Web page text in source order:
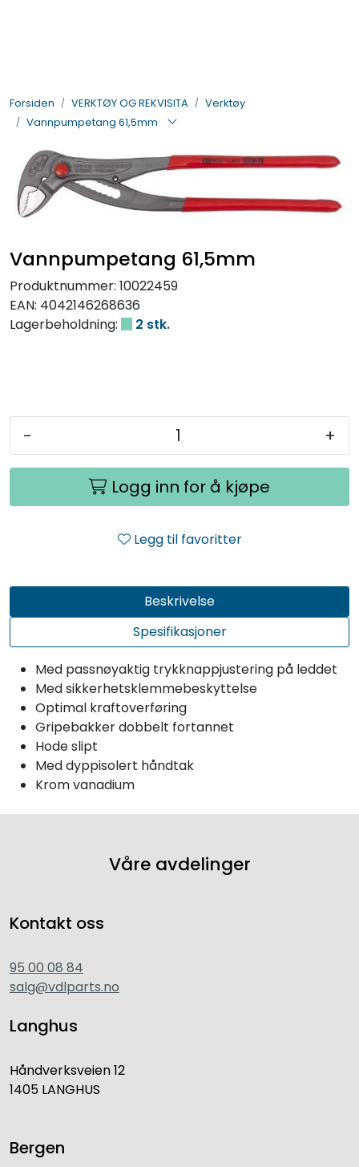
Forsiden VERKTØY OG REKVISITA
Verktøy
Vannpumpetang 61,5mm
Vannpumpetang 61,5mm
Produktnummer: 10022459
EAN: 4042146268636
Lagerbeholdning:
2 stk.
- +
Logg inn for å kjøpe
Legg til favoritter
Beskrivelse
Spesifikasjoner
Med passnøyaktig trykknappjustering på leddet
Med sikkerhetsklemmebeskyttelse
Optimal kraftoverføring
Gripebakker dobbelt fortannet
Hode slipt
Med dyppisolert håndtak
Krom vanadium
Våre avdelinger
Kontakt oss
95 00 08 84
salg@vdlparts.no
Langhus
Håndverksveien 12
1405 LANGHUS
Bergen
ELEKTRISK
VERKTØY OG REKVISITA
PÅBYGG OG CHASSIS
KONTAKT OSS
TILBUD